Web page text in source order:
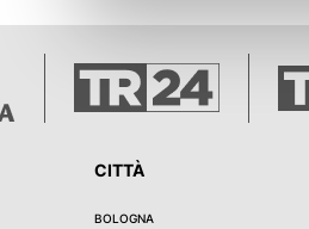
CITTÀ
BOLOGNA